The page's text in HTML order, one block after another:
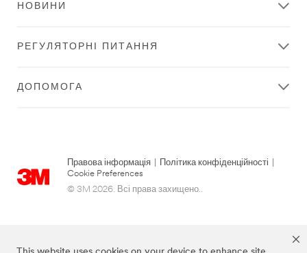
НОВИНИ
РЕГУЛЯТОРНІ ПИТАННЯ
ДОПОМОГА
Правова інформація Політика конфіденційності
Cookie Preferences
© 3M 2026. Всі права захищено..